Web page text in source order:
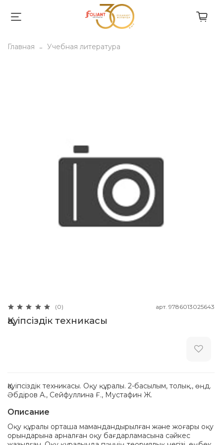
Главная Учебная литература
(0) арт. 9786013025643
Қауіпсіздік техникасы
Қауіпсіздік техникасы. Оқу құралы. 2-басылым, толық., өңд.
Әбдіров А., Сейфуллина Ғ., Мустафин Ж.
Описание
Оқу құралы орташа мамандандырылған және жоғары оқу
орындарына арналған оқу бағдарламасына сәйкес